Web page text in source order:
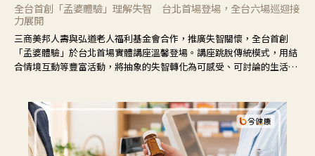
全台首創「孟婆體驗」理解失智 台北首場登場，全台六場巡迴接
力展開
三商美邦人壽與弘道老人福利基金會合作，推廣失智關懷，全台首創
「孟婆體驗」於台北首場實體講座溫馨登場。講座跳脫傳統模式，用結
合情境互動等豐富活動，將抽象的失智轉化為可感受、可討論的生活情